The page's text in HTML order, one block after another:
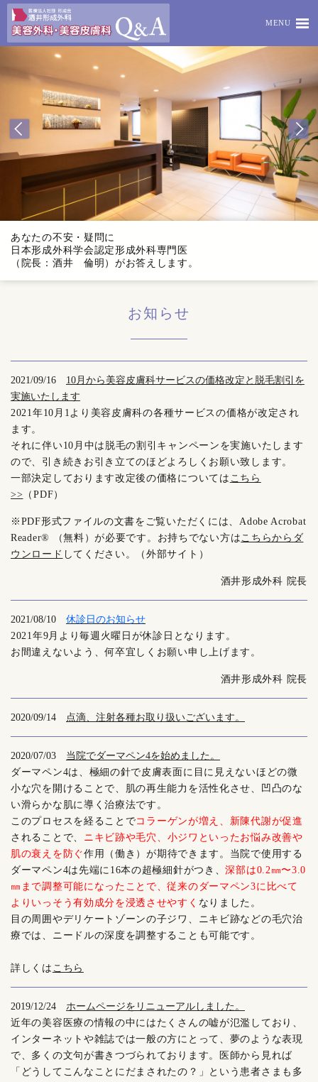
MENU
あなたの不安・疑問に
日本形成外科学会認定形成外科専門医
（院長：酒井 倫明）がお答えします。
お知らせ
2021/09/16
10月から美容皮膚科サービスの価格改定と脱毛割引を
実施いたします
2021年10月1より美容皮膚科の各種サービスの価格が改定され
ます。
それに伴い10月中は脱毛の割引キャンペーンを実施いたします
ので、引き続きお引き立てのほどよろしくお願い致します。
一部決定しております改定後の価格については こちら
>> （PDF）
※PDF形式ファイルの文書をご覧いただくには、Adobe Acrobat
Reader® （無料）が必要です。お持ちでない方はこちらからダ
ウンロード してください。（外部サイト）
酒井形成外科 院長
2021/08/10
休診日のお知らせ
2021年9月より毎週火曜日が休診日となります。
お間違えないよう、何卒宜しくお願い申し上げます。
酒井形成外科 院長
2020/09/14 点滴、注射各種お取り扱いございます。
2020/07/03
当院でダーマペン4を始めました。
ダーマペン4は、極細の針で皮膚表面に目に見えないほどの微
小な穴を開けることで、肌の再生能力を活性化させ、凹凸のな
い滑らかな肌に導く治療法です。
このプロセスを経ることでコラーゲンが増え、新陳代謝が促進
されることで、 ニキビ跡や毛穴、小ジワといったお悩み改善や
肌の衰えを防ぐ作用（働き）が期待できます。当院で使用する
ダーマペン4は先端に16本の超極細針がつき、深部は0.2㎜〜3.0
㎜まで調整可能になったことで、従来のダーマペン3に比べて
よりいっそう有効成分を浸透させやすく なりました。
目の周囲やデリケートゾーンの子ジワ、ニキビ跡などの毛穴治
療では、ニードルの深度を調整することも可能です。
詳しくは こちら
2019/12/24
ホームページをリニューアルしました。
近年の美容医療の情報の中にはたくさんの嘘が氾濫しており、
インターネットや雑誌では一般の方にとって、夢のような表現
で、多くの文句が書きつづられております。医師から見れば
「どうしてこんなことにだまされたの？」という患者さまも多